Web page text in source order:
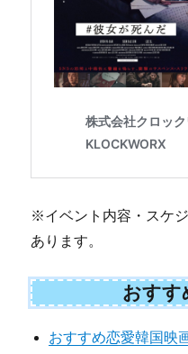
※イベント内容・スケ
あります。
おすす
おすすめ恋愛韓国映